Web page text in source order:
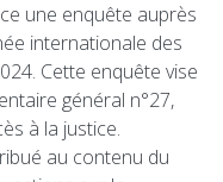
une enquête auprès
internationale des
Cette enquête vise
général n°27,
à la justice.
au contenu du